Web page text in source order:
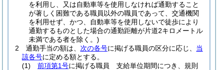
を利用し、又は自動車等を使用しなければ通勤すること
が著しく困難である職員以外の職員であって、交通機関
を利用せず、かつ、自動車等を使用しないで徒歩により
通勤するものとした場合の通勤距離が片道2キロメートル
未満である者を除く。)
2
通勤手当の額は、 次の各号に掲げる職員の区分に応じ、 当
該各号に定める額とする。
(1)
前項第1号に掲げる職員 支給単位期間につき、規則